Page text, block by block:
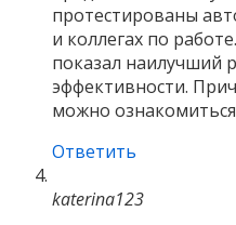
протестированы
и коллегах по
показал наилучший
эффективности.
можно
Ответить
katerina123